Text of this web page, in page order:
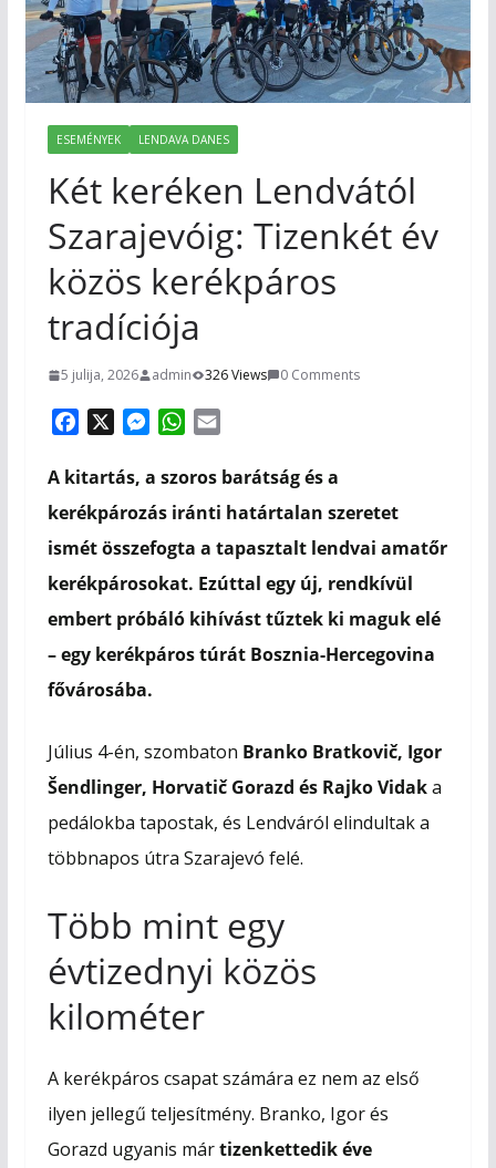
ESEMÉNYEK LENDAVA DANES
Két keréken Lendvától
Szarajevóig: Tizenkét év
közös kerékpáros
tradíciója
5 julija, 2026 admin 326 Views 0 Comments
c
e
o
o
k
M
s
s
n
g
e
W
a
t
A
p
p
a
i
A kitartás, a szoros barátság és a
kerékpározás iránti határtalan szeretet
ismét összefogta a tapasztalt lendvai amatőr
kerékpárosokat. Ezúttal egy új, rendkívül
embert próbáló kihívást tűztek ki maguk elé
– egy kerékpáros túrát Bosznia-Hercegovina
fővárosába.
Július 4-én, szombaton Branko Bratkovič, Igor
Šendlinger, Horvatič Gorazd és Rajko Vidaka
pedálokba tapostak, és Lendváról elindultak a
többnapos útra Szarajevó felé.
Több mint egy
évtizednyi közös
kilométer
A kerékpáros csapat számára ez nem az első
ilyen jellegű teljesítmény. Branko, Igor és
Gorazd ugyanis mártizenkettedik éve